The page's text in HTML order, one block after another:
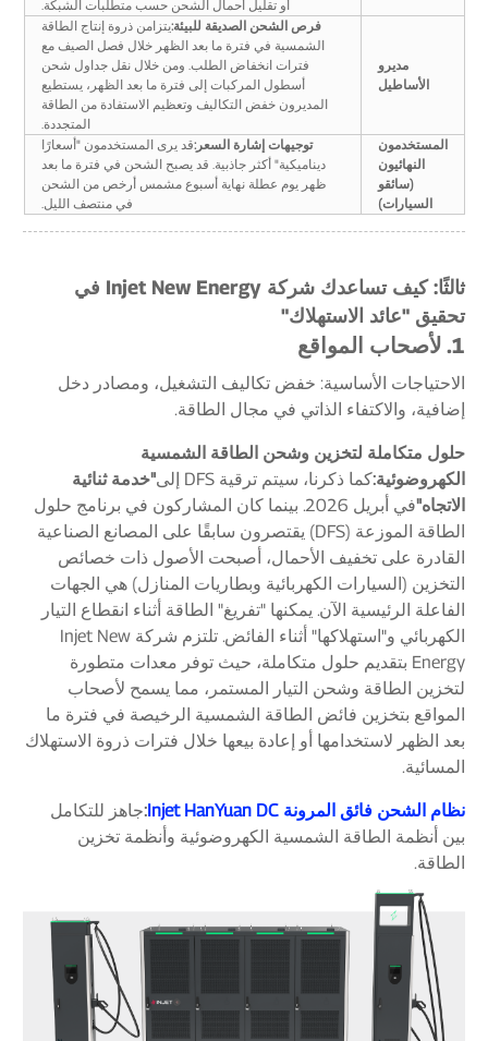
أو تقليل أحمال الشحن حسب متطلبات الشبكة.
مديرو
الأساطيل
فرص الشحن الصديقة للبيئة:يتزامن ذروة إنتاج الطاقة
الشمسية في فترة ما بعد الظهر خلال فصل الصيف مع
فترات انخفاض الطلب. ومن خلال نقل جداول شحن
أسطول المركبات إلى فترة ما بعد الظهر، يستطيع
المديرون خفض التكاليف وتعظيم الاستفادة من الطاقة
المتجددة.
المستخدمون
النهائيون
(سائقو
السيارات)
توجيهات إشارة السعر:قد يرى المستخدمون "أسعارًا
ديناميكية" أكثر جاذبية. قد يصبح الشحن في فترة ما بعد
ظهر يوم عطلة نهاية أسبوع مشمس أرخص من الشحن
في منتصف الليل.
ثالثًا: كيف تساعدك شركة Injet New Energy في
تحقيق "عائد الاستهلاك"
1. لأصحاب المواقع
الاحتياجات الأساسية: خفض تكاليف التشغيل، ومصادر دخل
إضافية، والاكتفاء الذاتي في مجال الطاقة.
حلول متكاملة لتخزين وشحن الطاقة الشمسية
الكهروضوئية:كما ذكرنا، سيتم ترقية DFS إلى
"خدمة ثنائية
الاتجاه"
في أبريل 2026. بينما كان المشاركون في برنامج حلول
الطاقة الموزعة (DFS) يقتصرون سابقًا على المصانع الصناعية
القادرة على تخفيف الأحمال، أصبحت الأصول ذات خصائص
التخزين (السيارات الكهربائية وبطاريات المنازل) هي الجهات
الفاعلة الرئيسية الآن. يمكنها "تفريغ" الطاقة أثناء انقطاع التيار
الكهربائي و"استهلاكها" أثناء الفائض. تلتزم شركة Injet New
Energy بتقديم حلول متكاملة، حيث توفر معدات متطورة
لتخزين الطاقة وشحن التيار المستمر، مما يسمح لأصحاب
المواقع بتخزين فائض الطاقة الشمسية الرخيصة في فترة ما
بعد الظهر لاستخدامها أو إعادة بيعها خلال فترات ذروة الاستهلاك
المسائية.
نظام الشحن فائق المرونة Injet HanYuan DC :جاهز للتكامل
بين أنظمة الطاقة الشمسية الكهروضوئية وأنظمة تخزين
الطاقة.